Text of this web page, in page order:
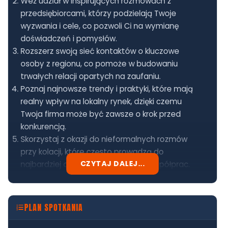
przedsiębiorcami, którzy podzielają Twoje
wyzwania i cele, co pozwoli Ci na wymianę
doświadczeń i pomysłów.
Rozszerz swoją sieć kontaktów o kluczowe
osoby z regionu, co pomoże w budowaniu
trwałych relacji opartych na zaufaniu.
Poznaj najnowsze trendy i praktyki, które mają
realny wpływ na lokalny rynek, dzięki czemu
Twoja firma może być zawsze o krok przed
konkurencją.
Skorzystaj z okazji do nieformalnych rozmów
przy kolacji, które często prowadzą do
najbardziej owocnych kontaktów i współprac.
CZYTAJ DALEJ...
PLAN SPOTKANIA